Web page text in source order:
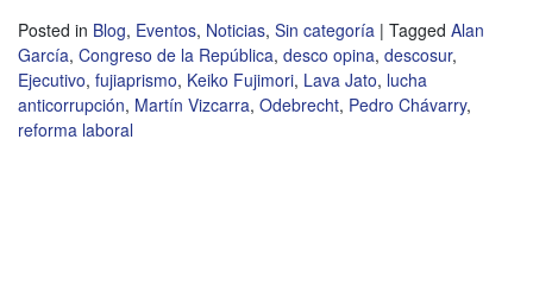
Posted in Blog, Eventos, Noticias, Sin categoría | Tagged Alan
García, Congreso de la República, desco opina, descosur,
Ejecutivo, fujiaprismo, Keiko Fujimori, Lava Jato, lucha
anticorrupción, Martín Vizcarra, Odebrecht, Pedro Chávarry,
reforma laboral